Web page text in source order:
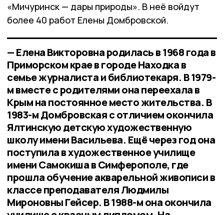
«Мичуринск — дары природы». В неё войдут
более 40 работ Елены Домбровской.
— Елена Викторовна родилась в 1968 года в
Приморском крае в городе Находка в
семье журналиста и библиотекаря. В 1979-
м вместе с родителями она переехала в
Крым на постоянное место жительства. В
1983-м Домбровская с отличием окончила
Ялтинскую детскую художественную
школу имени Васильева. Ещё через год она
поступила в художественное училище
имени Самокиша в Симферополе, где
прошла обучение акварельной живописи в
классе преподавателя Людмилы
Мироновны Гейсер. В 1988-м она окончила